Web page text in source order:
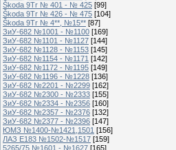
Škoda 9Tr № 401 - № 425 [99]
Škoda 9Tr № 426 - № 475 [104]
Škoda 9Tr № 4**, №15** [87]
ЗиУ-682 №1001 - №1100 [169]
ЗиУ-682 №1101 - №1127 [144]
ЗиУ-682 №1128 - №1153 [145]
ЗиУ-682 №1154 - №1171 [142]
ЗиУ-682 №1172 - №1195 [149]
ЗиУ-682 №1196 - №1228 [136]
ЗиУ-682 №2201 - №2299 [162]
ЗиУ-682 №2300 - №2333 [155]
ЗиУ-682 №2334 - №2356 [160]
ЗиУ-682 №2357 - №2376 [132]
ЗиУ-682 №2377 - №2396 [147]
ЮМЗ №1400-№1421,1501 [156]
ЛАЗ Е183 №1502-№1517 [159]
5265/75 №1601 - №1627 [165]